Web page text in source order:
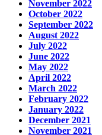
November 2022
October 2022
September 2022
August 2022
July 2022
June 2022
May 2022
April 2022
March 2022
February 2022
January 2022
December 2021
November 2021